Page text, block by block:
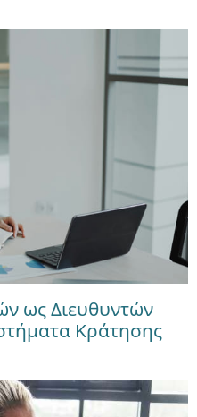
ως Διευθυντών
Κράτησης